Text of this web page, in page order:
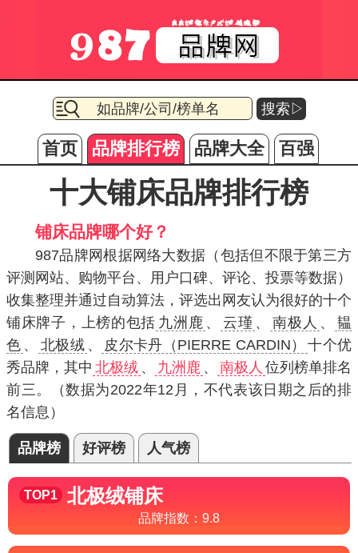
搜索▷
首页 品牌排行榜 品牌大全 百强
十大铺床品牌排行榜
铺床品牌哪个好？
987品牌网根据网络大数据（包括但不限于第三方
评测网站、购物平台、用户口碑、评论、投票等数据）
收集整理并通过自动算法，评选出网友认为很好的十个
铺床牌子，上榜的包括 九洲鹿 、 云瑾 、 南极人 、
韫
色 、 北极绒 、 皮尔卡丹（PIERRE CARDIN）
十个优
秀品牌，其中 北极绒 、 九洲鹿 、 南极人 位列榜单排名
前三。（数据为2022年12月，不代表该日期之后的排
名信息）
品牌榜 好评榜 人气榜
TOP1 北极绒铺床
品牌指数： 9.8